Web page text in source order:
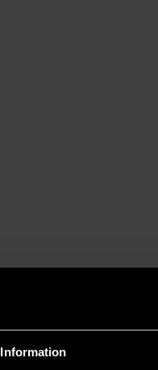
Information